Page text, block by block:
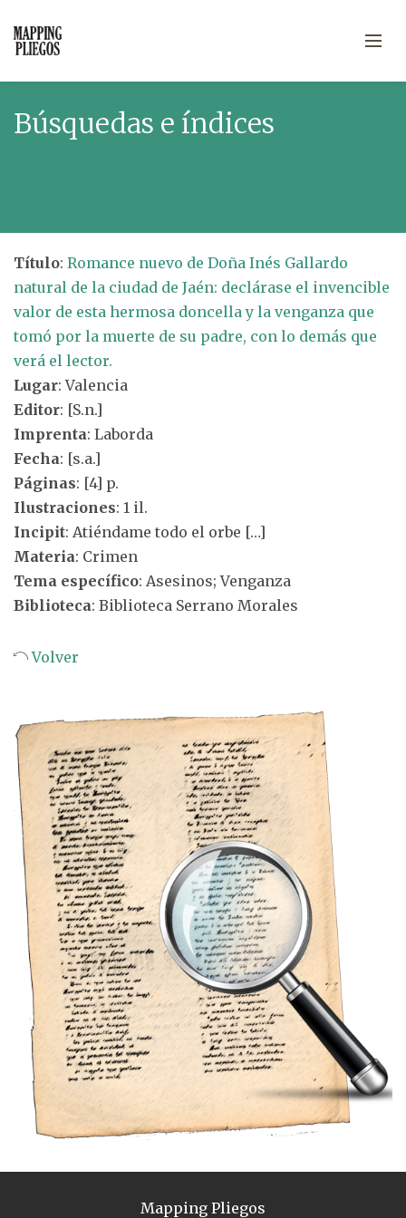
Búsquedas e índices
Título: Romance nuevo de Doña Inés Gallardo
natural de la ciudad de Jaén: declárase el invencible
valor de esta hermosa doncella y la venganza que
tomó por la muerte de su padre, con lo demás que
verá el lector.
Lugar: Valencia
Editor: [S.n.]
Imprenta: Laborda
Fecha: [s.a.]
Páginas: [4] p.
Ilustraciones: 1 il.
Incipit: Atiéndame todo el orbe […]
Materia: Crimen
Tema específico: Asesinos; Venganza
Biblioteca: Biblioteca Serrano Morales
Volver
Mapping Pliegos